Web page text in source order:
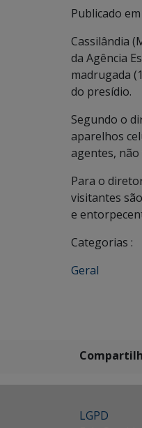
Publicado em
Cassilândia
da Agência
madrugada
do presídio.
Segundo o
aparelhos
agentes,
Para o
visitantes
e
Categorias :
Geral
LGPD